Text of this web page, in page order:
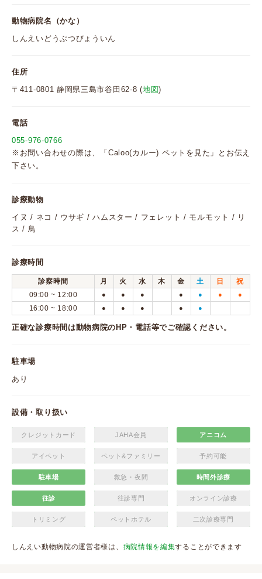
動物病院名（かな）
しんえいどうぶつびょういん
住所
〒411-0801 静岡県三島市谷田62-8 (地図)
電話
055-976-0766
※お問い合わせの際は、「Caloo(カルー) ペットを見た」とお伝え
下さい。
診療動物
イヌ / ネコ / ウサギ / ハムスター / フェレット / モルモット / リ
ス / 鳥
診療時間
診察時間 月 火 水 木 金 土 日
祝
09:00 ~ 12:00
● ● ● ● ● ● ●
16:00 ~ 18:00 ● ● ● ● ●
正確な診療時間は動物病院のHP・電話等でご確認ください。
駐車場
あり
設備・取り扱い
クレジットカード JAHA会員 アニコム
アイペット ペット&ファミリー 予約可能
駐車場 救急・夜間 時間外診療
往診 往診専門 オンライン診療
トリミング ペットホテル 二次診療専門
しんえい動物病院の運営者様は、 病院情報を編集することができます